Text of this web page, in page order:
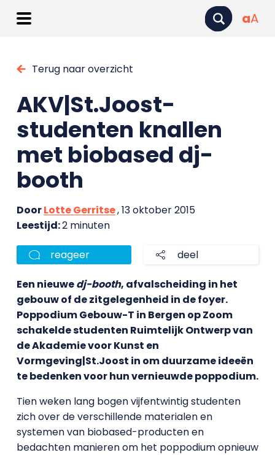
aA
Terug naar overzicht
AKV|St.Joost-
studenten knallen
met biobased dj-
booth
DoorLotte Gerritse, 13 oktober 2015
Leestijd:2 minuten
reageer deel
Een nieuwedj-booth, afvalscheiding in het
gebouw of de zitgelegenheid in de foyer.
Poppodium Gebouw-T in Bergen op Zoom
schakelde studenten Ruimtelijk Ontwerp van
de Akademie voor Kunst en
Vormgeving|St.Joost in om duurzame ideeën
te bedenken voor hun vernieuwde poppodium.
Tien weken lang bogen vijfentwintig studenten
zich over de verschillende materialen en
systemen van biobased-producten en
bedachten manieren om het poppodium opnieuw